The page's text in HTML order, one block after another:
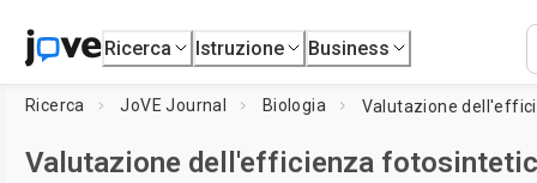
Ricerca Istruzione Business
Ricerca JoVE Journal Biologia
Valutazione dell'efficienza